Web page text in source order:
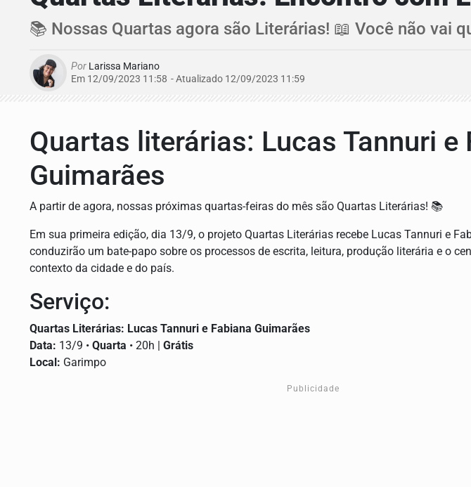
📚 Nossas Quartas agora são Literárias! 📖 Você não vai
Por Larissa Mariano
Em 12/09/2023 11:58 - Atualizado 12/09/2023 11:59
Quartas literárias: Lucas Tannuri e
Guimarães
A partir de agora, nossas próximas quartas-feiras do mês são Quartas Literárias! 📚
Em sua primeira edição, dia 13/9, o projeto Quartas Literárias recebe Lucas Tannuri e
conduzirão um bate-papo sobre os processos de escrita, leitura, produção literária e o
contexto da cidade e do país.
Serviço:
Quartas Literárias: Lucas Tannuri e Fabiana Guimarães
Data: 13/9 • Quarta • 20h | Grátis
Local: Garimpo
Publicidade